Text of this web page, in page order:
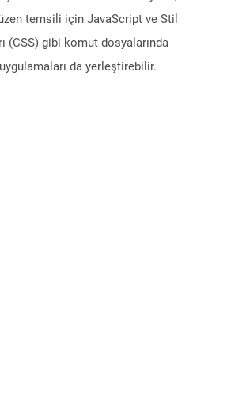
temsili için JavaScript ve Stil
(CSS) gibi komut dosyalarında
da yerleştirebilir.